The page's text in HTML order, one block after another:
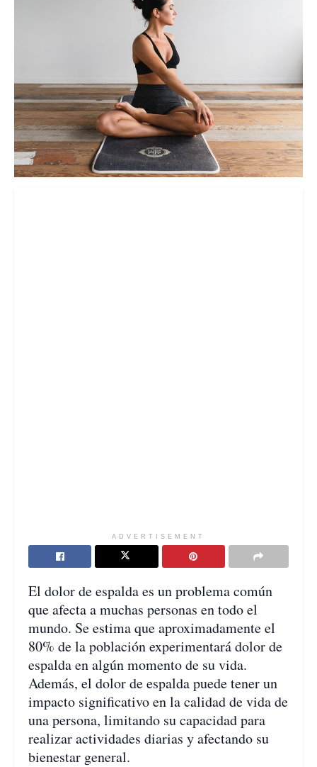
ADVERTISEMENT
El dolor de espalda es un problema común
que afecta a muchas personas en todo el
mundo. Se estima que aproximadamente el
80% de la población experimentará dolor de
espalda en algún momento de su vida.
Además, el dolor de espalda puede tener un
impacto significativo en la calidad de vida de
una persona, limitando su capacidad para
realizar actividades diarias y afectando su
bienestar general.